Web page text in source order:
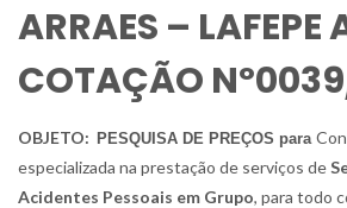
ARRAES – LAFEPE
COTAÇÃO
OBJETO: PESQUISA DE PREÇOS para
especializada na prestação de serviços de
Acidentes Pessoais em Grupo, para todo